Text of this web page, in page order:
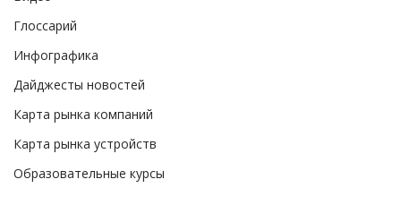
Глоссарий
Инфографика
Дайджесты новостей
Карта рынка компаний
Карта рынка устройств
Образовательные курсы